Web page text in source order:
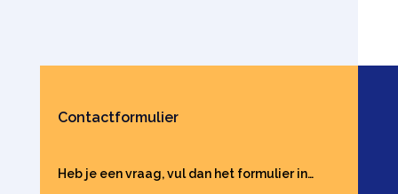
Contactformulier
Heb je een vraag, vul dan het formulier in…